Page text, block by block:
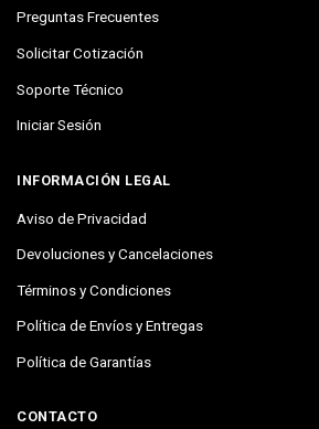
Preguntas Frecuentes
Solicitar Cotización
Soporte Técnico
Iniciar Sesión
INFORMACIÓN LEGAL
Aviso de Privacidad
Devoluciones y Cancelaciones
Términos y Condiciones
Política de Envíos y Entregas
Política de Garantías
CONTACTO